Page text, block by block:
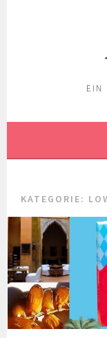
EIN
KATEGORIE: